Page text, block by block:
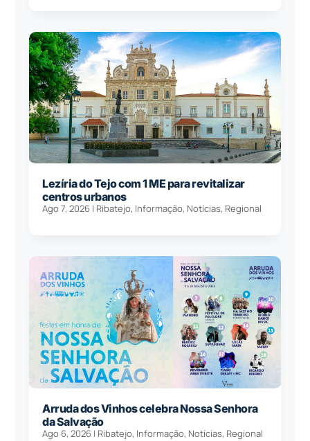
Lezíria do Tejo com 1 ME para revitalizar
centros urbanos
Ago 7, 2026 | Ribatejo, Informação, Notícias, Regional
Arruda dos Vinhos celebra Nossa Senhora
da Salvação
Ago 6, 2026 | Ribatejo, Informação, Notícias, Regional